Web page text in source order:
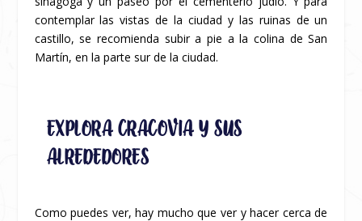
contemplar las vistas de la ciudad y las ruinas de un
castillo, se recomienda subir a pie a la colina de San
Martín, en la parte sur de la ciudad.
EXPLORA CRACOVIA Y SUS
ALREDEDORES
Como puedes ver, hay mucho que ver y hacer cerca de